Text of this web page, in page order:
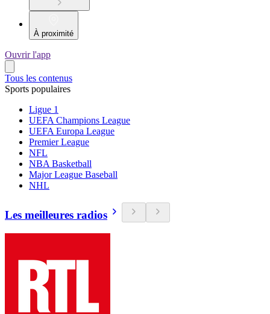
À proximité
Ouvrir l'app
Tous les contenus
Sports populaires
Ligue 1
UEFA Champions League
UEFA Europa League
Premier League
NFL
NBA Basketball
Major League Baseball
NHL
Les meilleures radios